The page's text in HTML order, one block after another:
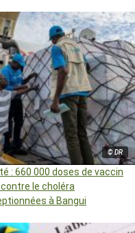
© DR
: 660 000 doses de vaccin
le choléra
à Bangui